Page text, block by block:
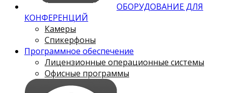
ОБОРУДОВАНИЕ ДЛЯ
КОНФЕРЕНЦИЙ
Камеры
Спикерфоны
Программное обеспечение
Лицензионные операционные системы
Офисные программы